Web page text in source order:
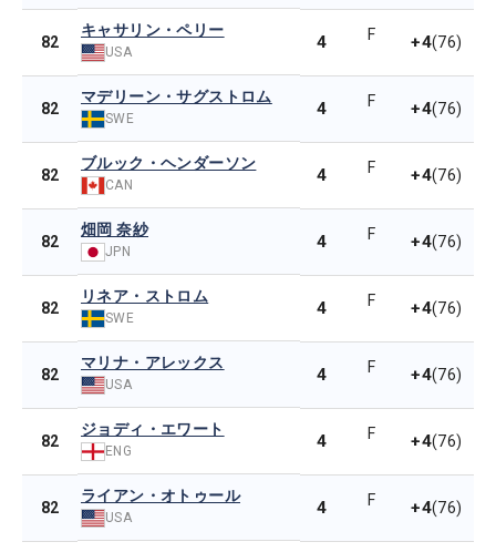
82
キャサリン・ペリー
USA 4 F +4(76)
82
マデリーン・サグストロム
SWE 4 F +4(76)
82
ブルック・ヘンダーソン
CAN 4 F +4(76)
82
畑岡 奈紗
JPN 4 F +4(76)
82
リネア・ストロム
SWE 4 F +4(76)
82
マリナ・アレックス
USA 4 F +4(76)
82
ジョディ・エワート
ENG 4 F +4(76)
82
ライアン・オトゥール
USA 4 F +4(76)